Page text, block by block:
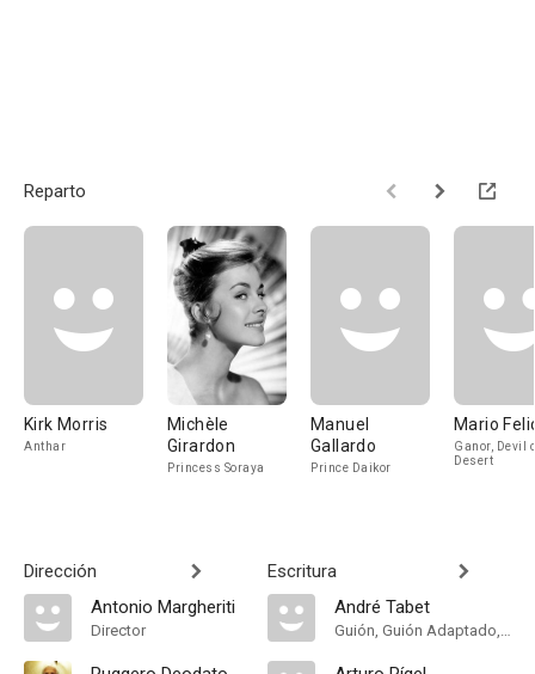
Reparto
Kirk Morris
Anthar
Michèle
Girardon
Princess Soraya
Manuel
Gallardo
Prince Daikor
Mario
Ganor, Devil
Desert
Dirección
Antonio Margheriti
Director
Escritura
André Tabet
Guión, Guión Adaptado, Historia